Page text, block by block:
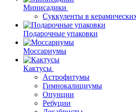
Минисадики
Суккуленты в
Подарочные упаковки
Моссариумы
Кактусы
Астрофитумы
Гимнокалициумы
Опунции
Ребуции